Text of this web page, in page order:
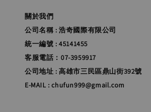
關於我們
公司名稱 : 浩奇國際有限公司
統一編號 : 45141455
客服電話：07-3959917
公司地址 : 高雄市三民區鼎山街392號
E-MAIL : chufun999@gmail.com